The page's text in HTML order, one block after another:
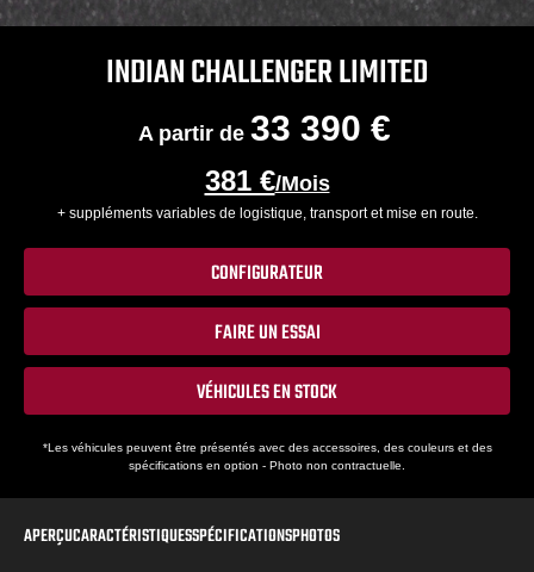
INDIAN CHALLENGER LIMITED
A partir de 33 390 €
381 €/Mois
+ suppléments variables de logistique, transport et mise en route.
CONFIGURATEUR
FAIRE UN ESSAI
VÉHICULES EN STOCK
*Les véhicules peuvent être présentés avec des accessoires, des couleurs et des
spécifications en option - Photo non contractuelle.
APERÇUCARACTÉRISTIQUESSPÉCIFICATIONSPHOTOS